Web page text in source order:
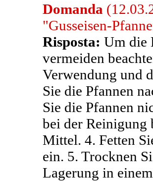
Domanda
"Gusseisen-
Risposta: Um die
vermeiden
Verwendung und
Sie die Pfannen
Sie die Pfannen
bei der Reinigung
Mittel. 4. Fetten
ein. 5. Trocknen
Lagerung in